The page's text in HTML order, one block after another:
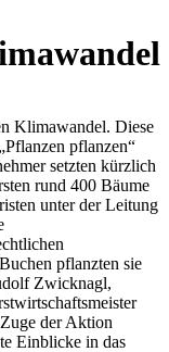
Klimawandel. Diese
pflanzen“
setzten kürzlich
rund 400 Bäume
unter der Leitung
pflanzten sie
Zwicknagl,
der Aktion
Einblicke in das